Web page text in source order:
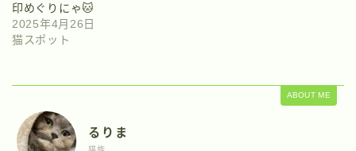
印めぐりにゃ🐱
2025年4月26日
猫スポット
ABOUT ME
るりま